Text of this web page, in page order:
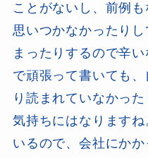
ことがないし、前例
思いつかなかったり
まったりするので辛
で頑張って書いても
り読まれていなかっ
気持ちにはなります
いるので、会社にか